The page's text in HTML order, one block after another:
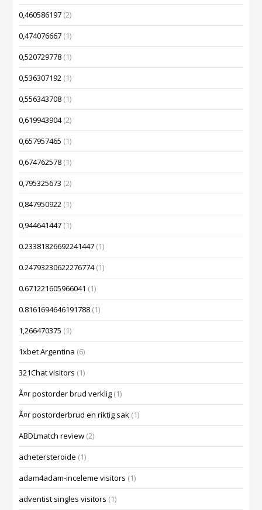
0,460586197 (2)
0,474076667 (1)
0,520729778 (1)
0,536307192 (1)
0,556343708 (1)
0,619943904(2)
0,657957465 (1)
0,674762578 (1)
0,795325673 (2)
0,847950922 (1)
0,944641447 (1)
0.23381826692241447 (1)
0.24793230622276774(1)
0.671221605966041 (1)
0.8161694646191788 (1)
1,266470375 (1)
1xbet Argentina (6)
321Chat visitors (1)
Ã¤r postorder brud verklig (1)
Ã¤r postorderbrud en riktig sak (1)
ABDLmatch review (2)
achetersteroide (1)
adam4adam-inceleme visitors (1)
adventist singles visitors (1)